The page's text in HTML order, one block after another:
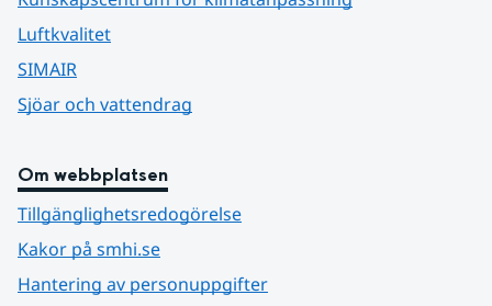
Luftkvalitet
SIMAIR
Sjöar och vattendrag
Om webbplatsen
Tillgänglighetsredogörelse
Kakor på smhi.se
Hantering av personuppgifter